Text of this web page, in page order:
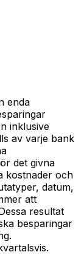
enda
inklusive
av varje bank
det givna
kostnader och
datum,
att
resultat
besparingar